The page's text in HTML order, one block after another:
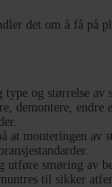
det om å få
og størrelse
demontere,
at monteringen
utføre smøring av
til sikker